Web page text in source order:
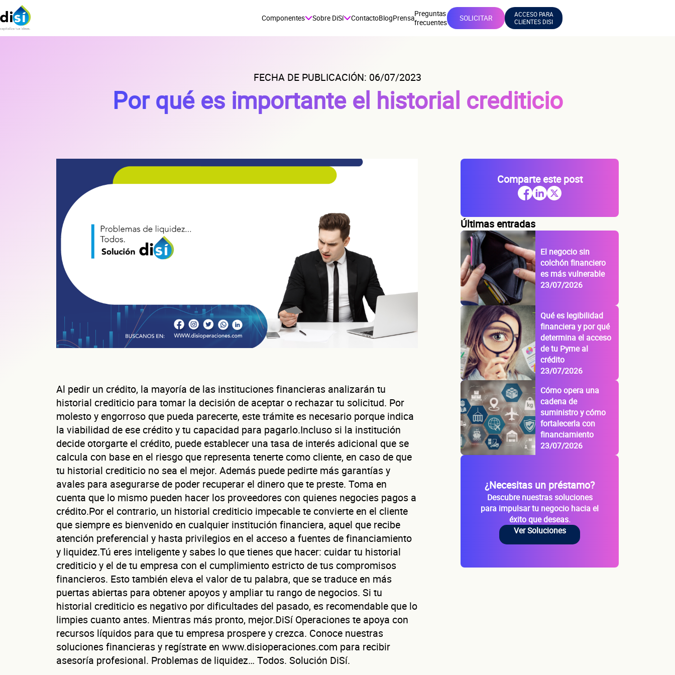
Componentes Sobre DiSí ContactoBlogPrensaPreguntas
frecuentes
SOLICITAR
ACCESO PARA
CLIENTES DISI
FECHA DE PUBLICACIÓN: 06/07/2023
Por qué es importante el historial crediticio
Al pedir un crédito, la mayoría de las instituciones financieras analizarán tu
historial crediticio para tomar la decisión de aceptar o rechazar tu solicitud. Por
molesto y engorroso que pueda parecerte, este trámite es necesario porque indica
la viabilidad de ese crédito y tu capacidad para pagarlo.Incluso si la institución
decide otorgarte el crédito, puede establecer una tasa de interés adicional que se
calcula con base en el riesgo que representa tenerte como cliente, en caso de que
tu historial crediticio no sea el mejor. Además puede pedirte más garantías y
avales para asegurarse de poder recuperar el dinero que te preste. Toma en
cuenta que lo mismo pueden hacer los proveedores con quienes negocies pagos a
crédito.Por el contrario, un historial crediticio impecable te convierte en el cliente
que siempre es bienvenido en cualquier institución financiera, aquel que recibe
atención preferencial y hasta privilegios en el acceso a fuentes de financiamiento
y liquidez.Tú eres inteligente y sabes lo que tienes que hacer: cuidar tu historial
crediticio y el de tu empresa con el cumplimiento estricto de tus compromisos
financieros. Esto también eleva el valor de tu palabra, que se traduce en más
puertas abiertas para obtener apoyos y ampliar tu rango de negocios. Si tu
historial crediticio es negativo por dificultades del pasado, es recomendable que lo
limpies cuanto antes. Mientras más pronto, mejor.DiSí Operaciones te apoya con
recursos líquidos para que tu empresa prospere y crezca. Conoce nuestras
soluciones financieras y regístrate en www.disioperaciones.com para recibir
asesoría profesional. Problemas de liquidez… Todos. Solución DiSí.
Comparte este post
Últimas entradas
El negocio sin
colchón financiero
es más vulnerable
23/07/2026
Qué es legibilidad
financiera y por qué
determina el acceso
de tu Pyme al
crédito
23/07/2026
Cómo opera una
cadena de
suministro y cómo
fortalecerla con
financiamiento
23/07/2026
¿Necesitas un préstamo?
Descubre nuestras soluciones
para impulsar tu negocio hacia el
éxito que deseas.
Ver Soluciones
Autorización inmediata 100% autoservicio Sin costo por evaluar
Solicita aquí tulínea de liquidez empresarial DiSí
Esta es una conversación de 2 minutos, no un trámite bancario.
Cuéntanos de tu negocio
¿Cuánto factura tu negocio al año?
Esto nos ayuda a ofrecerte la línea de crédito correcta para tu negocio.
No te preocupes, evaluamos cada caso de forma integral.